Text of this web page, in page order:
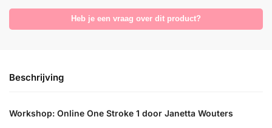
Heb je een vraag over dit product?
Beschrijving
Workshop: Online One Stroke 1 door Janetta Wouters